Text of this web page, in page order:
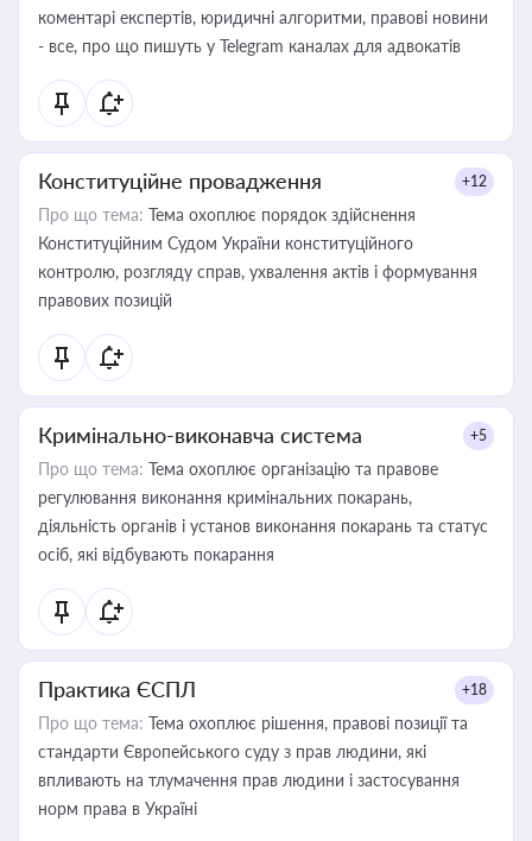
коментарі експертів, юридичні алгоритми, правові новини
- все, про що пишуть у Telegram каналах для адвокатів
Конституційне провадження +12
Про що тема: Тема охоплює порядок здійснення
Конституційним Судом України конституційного
контролю, розгляду справ, ухвалення актів і формування
правових позицій
Кримінально-виконавча система +5
Про що тема: Тема охоплює організацію та правове
регулювання виконання кримінальних покарань,
діяльність органів і установ виконання покарань та статус
осіб, які відбувають покарання
Практика ЄСПЛ +18
Про що тема: Тема охоплює рішення, правові позиції та
стандарти Європейського суду з прав людини, які
впливають на тлумачення прав людини і застосування
норм права в Україні